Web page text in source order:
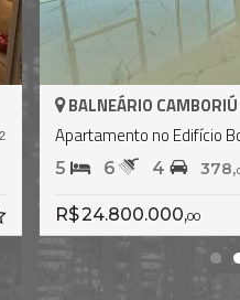
BALNEÁRIO
Apartamento no Edifício
4 5 3 381,
R$ 11.000.000,00